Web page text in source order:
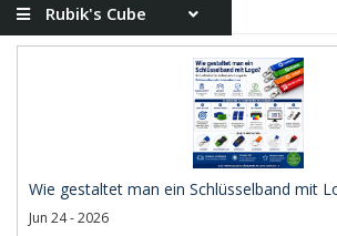
Rubik's Cube
Wie gestaltet man ein Schlüsselband mit
Jun 24 - 2026